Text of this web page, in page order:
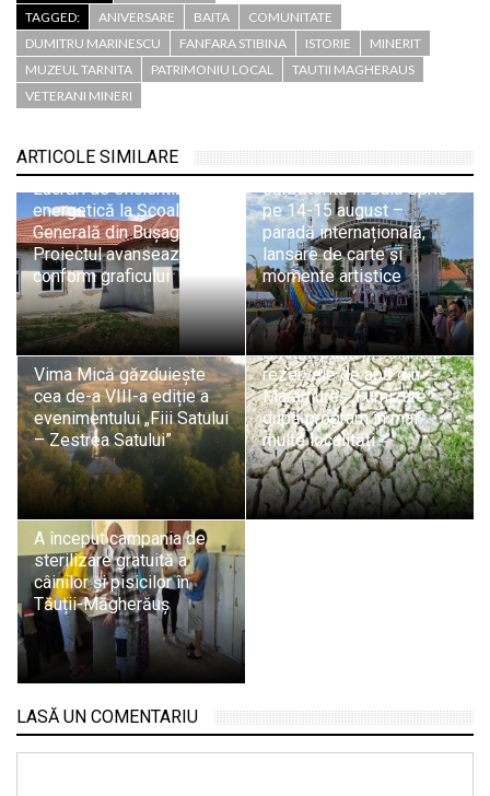
TAGGED:
ANIVERSARE BAITA
COMUNITATE
DUMITRU MARINESCU
FANFARA STIBINA ISTORIE
MINERIT
MUZEUL TARNITA
PATRIMONIU LOCAL
TAUTII MAGHERAUS
VETERANI MINERI
ARTICOLE SIMILARE
Lucrări de eficientizare
energetică la Școala
Generală din Bușag.
Proiectul avansează
conform graficului
Ziua Minerului va fi
sărbătorită în Baia Sprie
pe 14-15 august –
paradă internațională,
lansare de carte și
momente artistice
Vima Mică găzduiește
cea de-a VIII-a ediție a
evenimentului „Fiii Satului
– Zestrea Satului”
Seceta pune presiune pe
rezervele de apă din
Maramureș. Furnizare
după program în mai
multe localități
A început campania de
sterilizare gratuită a
câinilor și pisicilor în
Tăuții-Măgherăuș
LASĂ UN COMENTARIU